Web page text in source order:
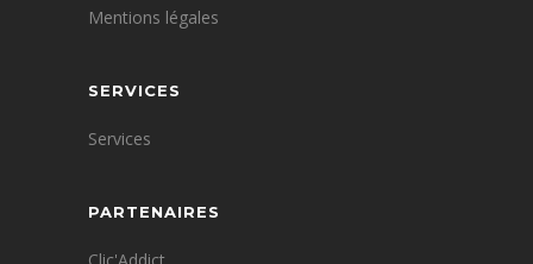
Mentions légales
SERVICES
Services
PARTENAIRES